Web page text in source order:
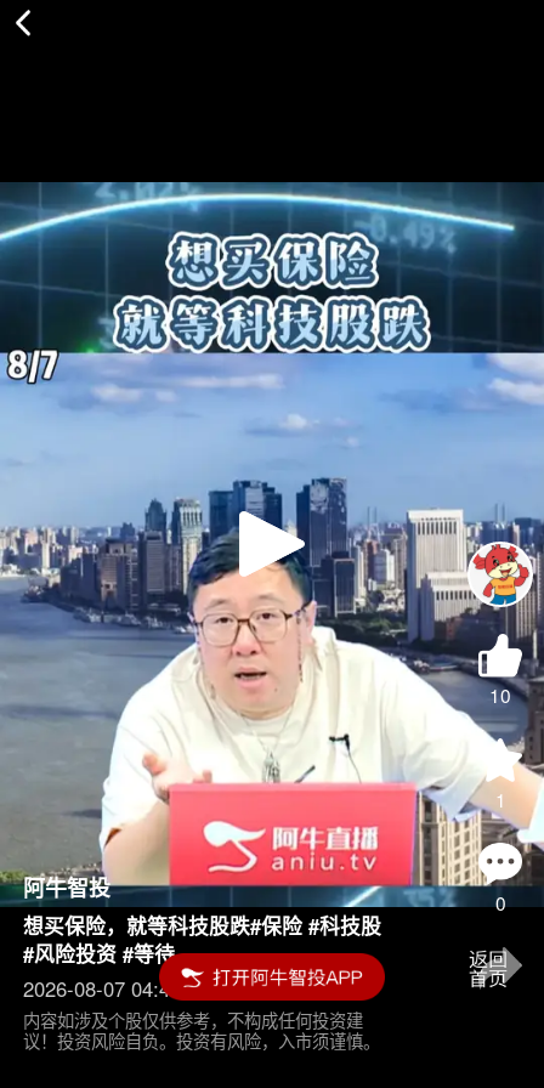
Play
Video
10
1
0
阿牛智投
想买保险，就等科技股跌#保险 #科技股
#风险投资 #等待
2026-08-07 04:45
内容如涉及个股仅供参考，不构成任何投资建
议！投资风险自负。投资有风险，入市须谨慎。